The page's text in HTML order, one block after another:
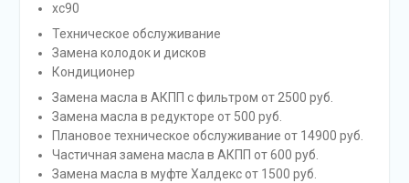
xc90
Техническое обслуживание
Замена колодок и дисков
Кондиционер
Замена масла в АКПП с фильтром от 2500 руб.
Замена масла в редукторе от 500 руб.
Плановое техническое обслуживание от 14900 руб.
Частичная замена масла в АКПП от 600 руб.
Замена масла в муфте Халдекс от 1500 руб.